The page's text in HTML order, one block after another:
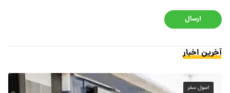
ارسال
آخرین اخبار
اصول سفر